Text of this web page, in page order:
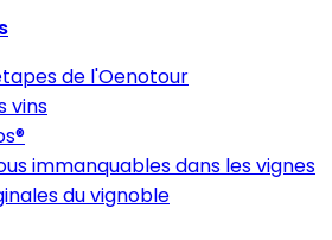
de l'Oenotour
vins
immanquables dans les vignes
du vignoble